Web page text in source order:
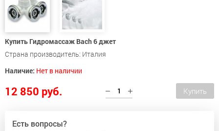
Купить Гидромассаж Bach 6 джет
Страна производитель: Италия
Наличие: Нет в наличии
12 850 руб.
Есть вопросы?